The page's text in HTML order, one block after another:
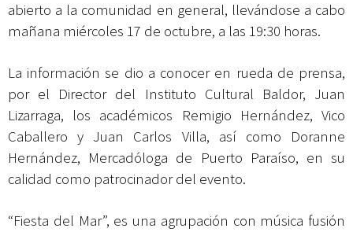
abierto a la comunidad en general, llevándose a cabo
mañana miércoles 17 de octubre, a las 19:30 horas.
La información se dio a conocer en rueda de prensa,
por el Director del Instituto Cultural Baldor, Juan
Lizarraga, los académicos Remigio Hernández, Vico
Caballero y Juan Carlos Villa, así como Doranne
Hernández, Mercadóloga de Puerto Paraíso, en su
calidad como patrocinador del evento.
“Fiesta del Mar”, es una agrupación con música fusión